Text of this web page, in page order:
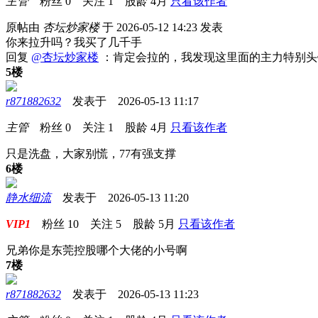
原帖由 杏坛炒家楼于 2026-05-12 14:23 发表
你来拉升吗？我买了几千手
回复 @杏坛炒家楼 ：肯定会拉的，我发现这里面的主力特别
5楼
r871882632 发表于 2026-05-13 11:17
主管粉丝 0 关注 1 股龄 4月 只看该作者
只是洗盘，大家别慌，77有强支撑
6楼
静水细流发表于 2026-05-13 11:20
VIP1 粉丝 10 关注 5 股龄 5月 只看该作者
兄弟你是东莞控股哪个大佬的小号啊
7楼
r871882632 发表于 2026-05-13 11:23